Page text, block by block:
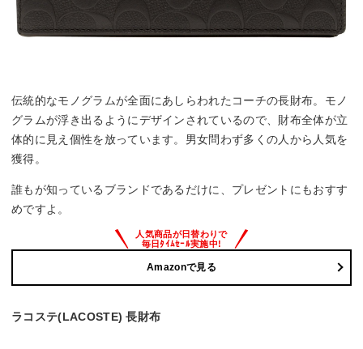
伝統的なモノグラムが全面にあしらわれたコーチの長財布。モノ
グラムが浮き出るようにデザインされているので、財布全体が立
体的に見え個性を放っています。男女問わず多くの人から人気を
獲得。
誰もが知っているブランドであるだけに、プレゼントにもおすす
めですよ。
Amazonで見る
ラコステ(LACOSTE) 長財布